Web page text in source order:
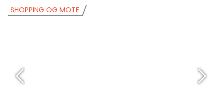
SHOPPING OG MOTE